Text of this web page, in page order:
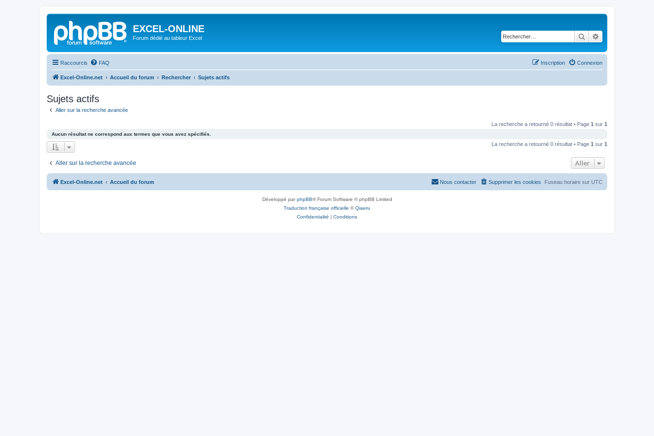
EXCEL-ONLINE
Forum dédié au tableur Excel Rechercher
Raccourcis FAQ Connexion
Inscription
Excel-Online.net Accueil du forum Rechercher Sujets actifs
Sujets actifs
Aller sur la recherche avancée
La recherche a retourné 0 résultat • Page 1 sur 1
Aucun résultat ne correspond aux termes que vous avez spécifiés.
La recherche a retourné 0 résultat • Page 1 sur 1
Aller sur la recherche avancée Aller
Excel-Online.net Accueil du forum Fuseau horaire sur UTC
Supprimer les cookies
Nous contacter
Développé parphpBB® Forum Software © phpBB Limited
Traduction française officielle ©Qiaeru
Confidentialité | Conditions